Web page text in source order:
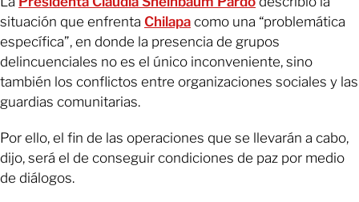
situación que enfrenta Chilapa como una “problemática
específica”, en donde la presencia de grupos
delincuenciales no es el único inconveniente, sino
también los conflictos entre organizaciones sociales y las
guardias comunitarias.
Por ello, el fin de las operaciones que se llevarán a cabo,
dijo, será el de conseguir condiciones de paz por medio
de diálogos.